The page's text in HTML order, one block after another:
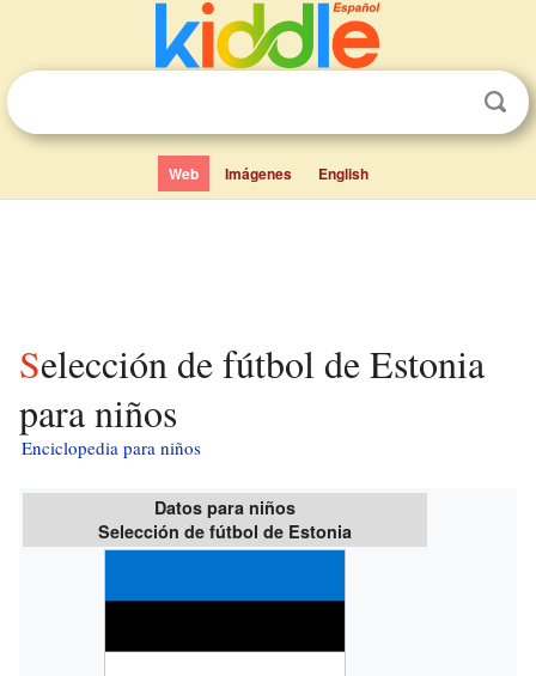
Web Imágenes English
Selección de fútbol de Estonia
para niños
Enciclopedia para niños
Datos para niños
Selección de fútbol de Estonia